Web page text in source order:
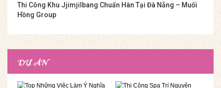
Thi Công Khu Jjimjilbang Chuẩn Hàn Tại Đà Nẵng – Muối
Hồng Group
DỰ ÁN